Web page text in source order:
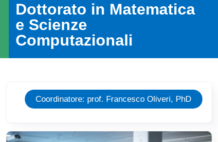
Dottorato in Matematica
e Scienze
Computazionali
Coordinatore: prof. Francesco Oliveri, PhD
Immagine